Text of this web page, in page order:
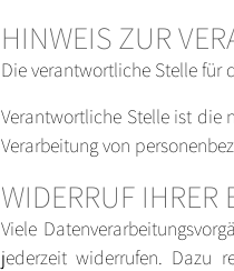
HINWEIS ZUR
Die verantwortliche Stelle für
Verantwortliche Stelle ist die
Verarbeitung von
WIDERRUF
Viele
jederzeit widerrufen. Dazu